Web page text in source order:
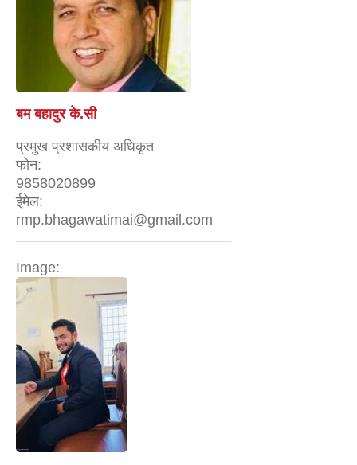
बम बहादुर के.सी
प्रमुख प्रशासकीय अधिकृत
फोन:
9858020899
ईमेल:
rmp.bhagawatimai@gmail.com
Image: